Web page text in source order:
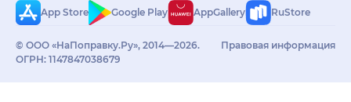
App Store
Google Play AppGallery RuStore
© ООО «НаПоправку.Ру», 2014—2026.
ОГРН: 1147847038679
Правовая информация